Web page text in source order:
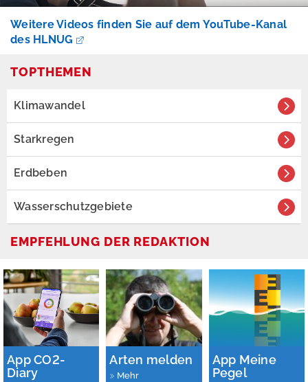
P
e
s
e
m
e
d
n
n
g
i
s
h
Weitere Videos finden Sie auf dem YouTube-Kanal
des HLNUG
TOPTHEMEN
Klimawandel
Starkregen
Erdbeben
Wasserschutzgebiete
EMPFEHLUNG DER REDAKTION
App CO2-
Diary
Arten melden
Mehr
App Meine
Pegel